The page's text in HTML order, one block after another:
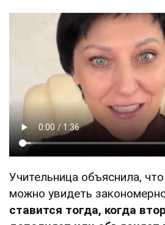
Учительница объяснила,
можно увидеть
ставится тогда, когда